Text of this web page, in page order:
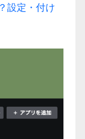
設定・付け